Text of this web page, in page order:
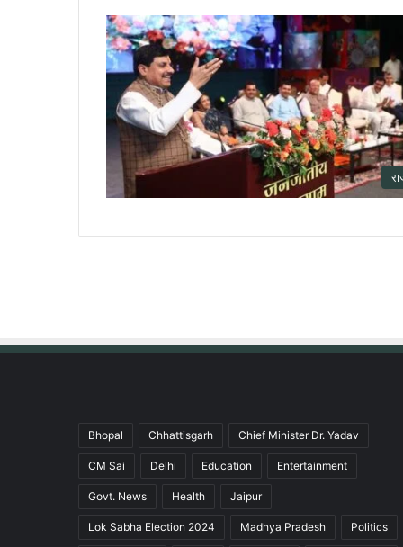
Bhopal Chhattisgarh Chief Minister Dr. Yadav
CM Sai Delhi Education Entertainment
Govt. News Health Jaipur
Lok Sabha Election 2024 Madhya Pradesh Politics